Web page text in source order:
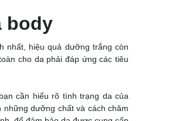
body
nhất, hiệu quả dưỡng trắng còn
cho da phải đáp ứng các tiêu
cần hiểu rõ tình trạng da của
dưỡng chất và cách chăm